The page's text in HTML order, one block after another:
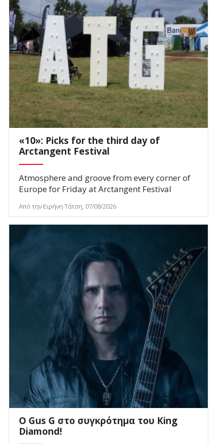
«10»: Picks for the third day of
Arctangent Festival
Atmosphere and groove from every corner of
Europe for Friday at Arctangent Festival
Από την Ειρήνη Τάτση, 07/08/2026
O Gus G στο συγκρότημα του King
Diamond!